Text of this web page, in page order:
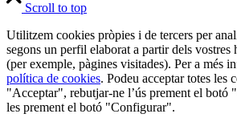
Scroll to top
Utilitzem cookies pròpies i de tercers per
segons un perfil elaborat a partir dels vostres
(per exemple, pàgines visitades). Per a més
política de cookies. Podeu acceptar totes les
"Acceptar", rebutjar-ne l’ús prement el
les prement el botó "Configurar".